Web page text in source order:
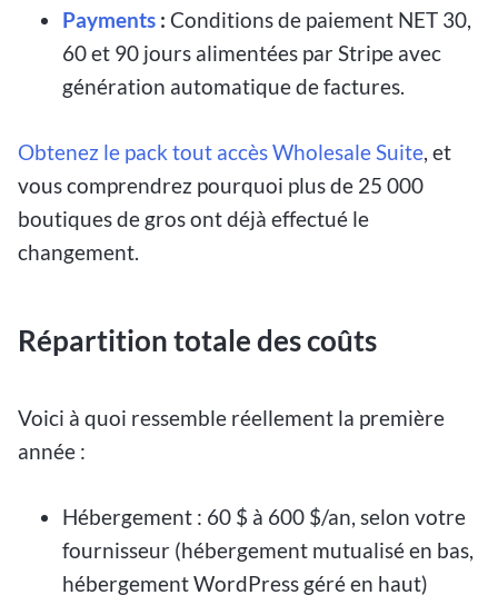
Payments : Conditions de paiement NET 30,
60 et 90 jours alimentées par Stripe avec
génération automatique de factures.
Obtenez le pack tout accès Wholesale Suite, et
vous comprendrez pourquoi plus de 25 000
boutiques de gros ont déjà effectué le
changement.
Répartition totale des coûts
Voici à quoi ressemble réellement la première
année :
Hébergement : 60 $ à 600 $/an, selon votre
fournisseur (hébergement mutualisé en bas,
hébergement WordPress géré en haut)